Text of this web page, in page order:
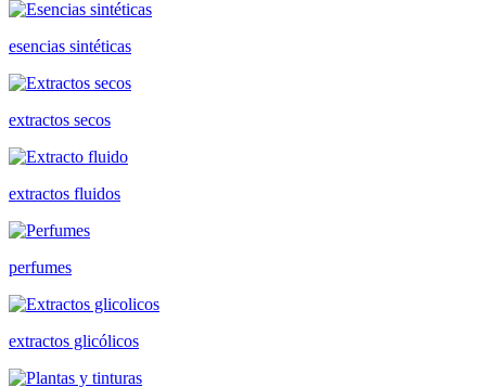
esencias sintéticas
extractos secos
extractos fluidos
perfumes
extractos glicólicos